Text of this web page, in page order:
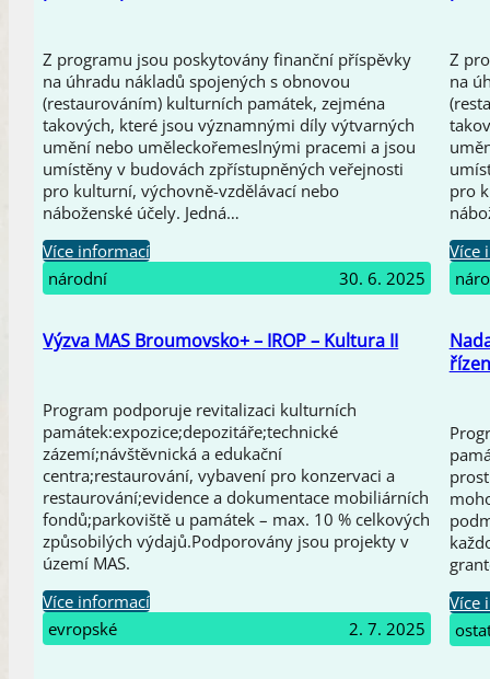
Z programu jsou poskytovány finanční příspěvky
na úhradu nákladů spojených s obnovou
(restaurováním) kulturních památek, zejména
takových, které jsou významnými díly výtvarných
umění nebo uměleckořemeslnými pracemi a jsou
umístěny v budovách zpřístupněných veřejnosti
pro kulturní, výchovně-vzdělávací nebo
náboženské účely. Jedná…
Více informací
národní
30. 6. 2025
Z
na
pro
Více
Výzva MAS Broumovsko+ – IROP – Kultura II
Program podporuje revitalizaci kulturních
památek:expozice;depozitáře;technické
zázemí;návštěvnická a edukační
centra;restaurování, vybavení pro konzervaci a
restaurování;evidence a dokumentace mobiliárních
fondů;parkoviště u památek – max. 10 % celkových
způsobilých výdajů.Podporovány jsou projekty v
území MAS.
Více informací
evropské
2. 7. 2025
Více